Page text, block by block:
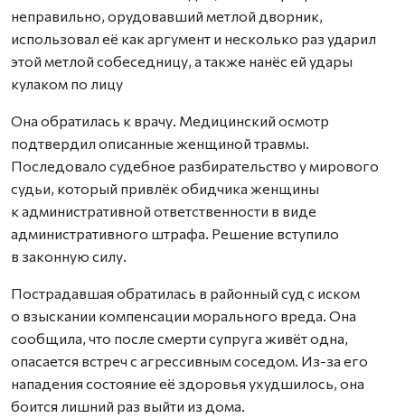
неправильно, орудовавший метлой дворник,
использовал её как аргумент и несколько раз ударил
этой метлой собеседницу, а также нанёс ей удары
кулаком по лицу
Она обратилась к врачу. Медицинский осмотр
подтвердил описанные женщиной травмы.
Последовало судебное разбирательство у мирового
судьи, который привлёк обидчика женщины
к административной ответственности в виде
административного штрафа. Решение вступило
в законную силу.
Пострадавшая обратилась в районный суд с иском
о взыскании компенсации морального вреда. Она
сообщила, что после смерти супруга живёт одна,
опасается встреч с агрессивным соседом. Из-за его
нападения состояние её здоровья ухудшилось, она
боится лишний раз выйти из дома.